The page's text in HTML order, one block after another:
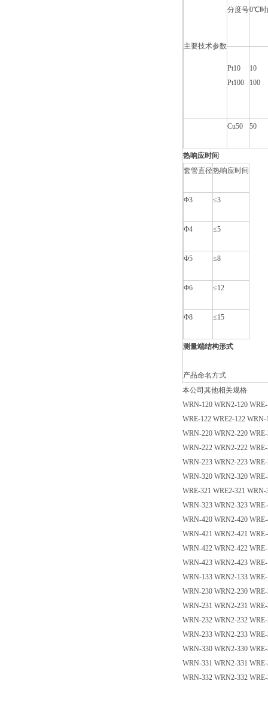
主要技术参数
分度号0℃时
Pt10
Pt100
10
100
Cu50 50
热响应时间
套管直径热响应时间
Ф3 ≤3
Ф4 ≤5
Ф5 ≤8
Ф6 ≤12
Ф8 ≤15
测量端结构形式
产品命名方式
本公司其他相关规格
WRN-120 WRN2-120
WRE-122 WRE2-122
WRN-220 WRN2-220
WRN-222 WRN2-222
WRN-223 WRN2-223
WRN-320 WRN2-320
WRE-321 WRE2-321
WRN-323 WRN2-323
WRN-420 WRN2-420
WRN-421 WRN2-421
WRN-422 WRN2-422
WRN-423 WRN2-423
WRN-133 WRN2-133
WRN-230 WRN2-230
WRN-231 WRN2-231
WRN-232 WRN2-232
WRN-233 WRN2-233
WRN-330 WRN2-330
WRN-331 WRN2-331
WRN-332 WRN2-332